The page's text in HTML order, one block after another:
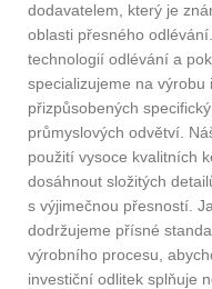
dodavatelem, který je
oblasti přesného
technologií odlévání a
specializujeme na výrobu
přizpůsobených
průmyslových odvětví.
použití vysoce kvalitních
dosáhnout složitých
s výjimečnou přesností.
dodržujeme přísné
výrobního procesu,
investiční odlitek splňuje